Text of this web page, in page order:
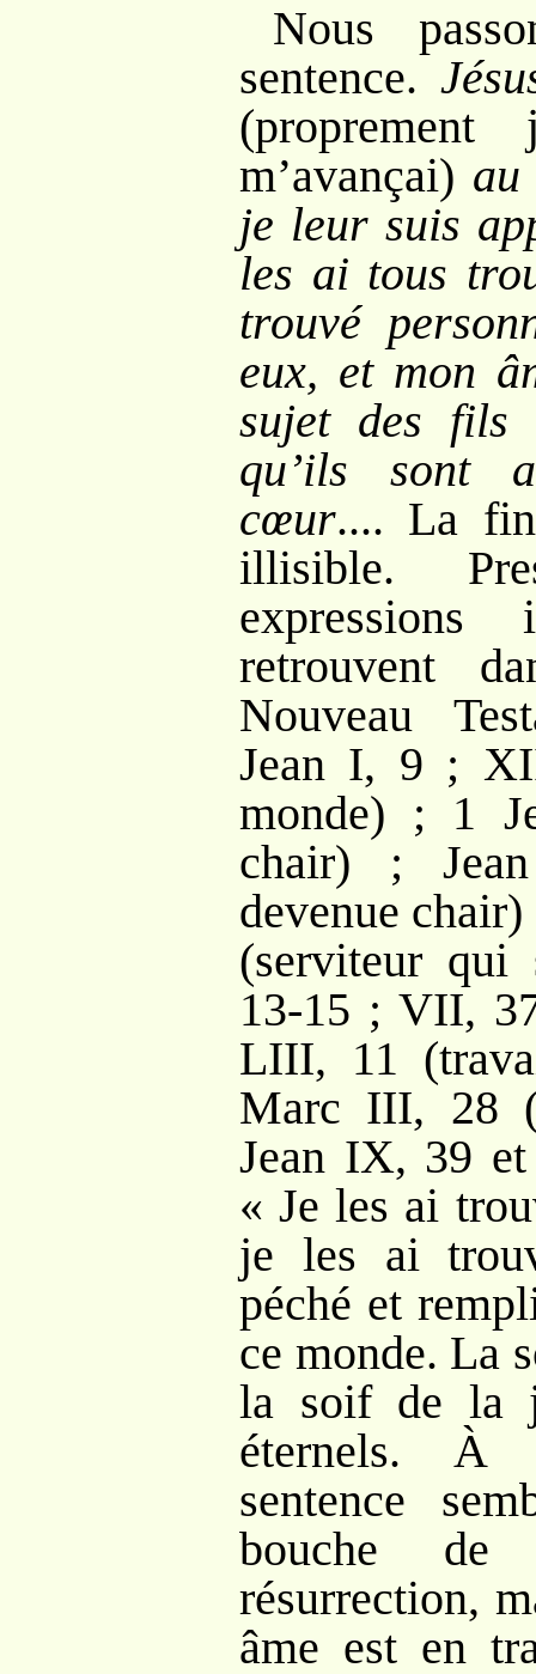
Nous
sentence.
m’avançai) au
je leur suis
les ai tous
trouvé
eux, et mon
sujet des fils
qu’ils sont
cœur.... La
illisible.
retrouvent
Nouveau
Jean I, 9 ;
monde) ; 1
chair) ;
devenue
(serviteur qui
13-15 ; VII,
LIII, 11
Marc III, 28
Jean IX, 39 et
« Je les ai
je les ai
péché et
ce monde. La
la soif de la
éternels. À
sentence
bouche de
résurrection,
âme est en